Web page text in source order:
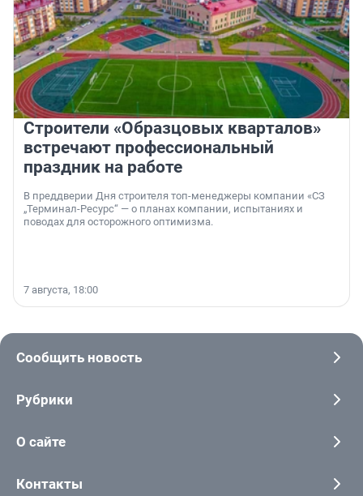
Строители «Образцовых кварталов»
встречают профессиональный
праздник на работе
В преддверии Дня строителя топ-менеджеры компании «СЗ
„Терминал-Ресурс“ — о планах компании, испытаниях и
поводах для осторожного оптимизма.
7 августа, 18:00
Сообщить новость
Рубрики
О сайте
Контакты